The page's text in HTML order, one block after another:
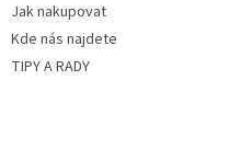
Jak nakupovat
Kde nás najdete
TIPY A RADY